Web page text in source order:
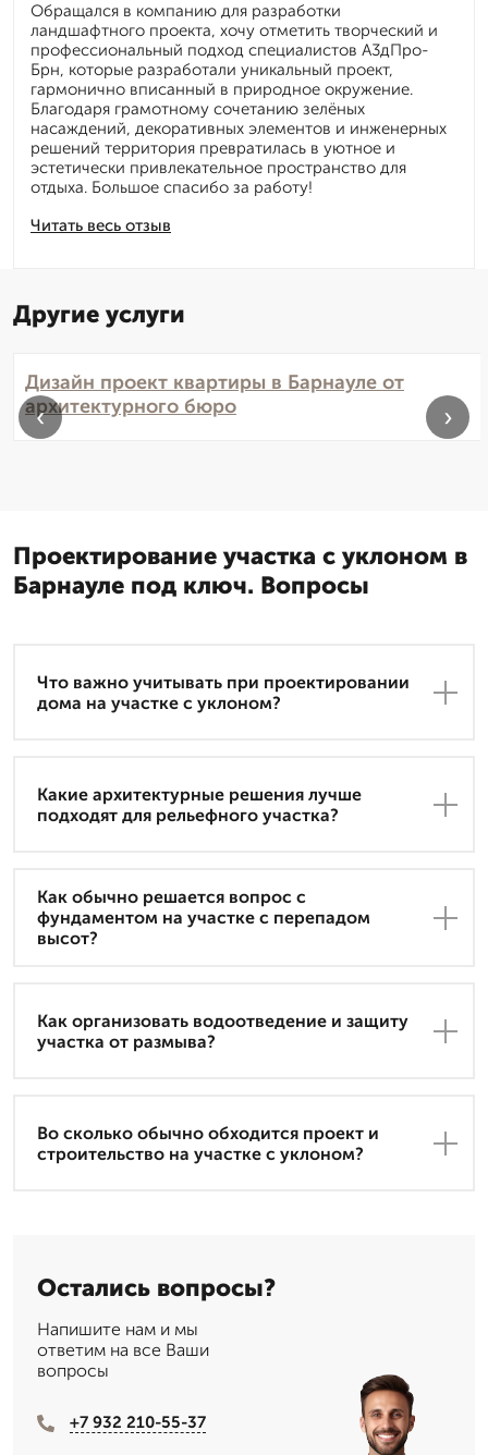
Читать весь отзыв
Обращался в компанию для разработки
ландшафтного проекта, хочу отметить творческий и
профессиональный подход специалистов А3дПро-
Брн, которые разработали уникальный проект,
гармонично вписанный в природное окружение.
Благодаря грамотному сочетанию зелёных
насаждений, декоративных элементов и инженерных
решений территория превратилась в уютное и
эстетически привлекательное пространство для
отдыха. Большое спасибо за работу!
Другие услуги
Дизайн проект квартиры в Барнауле от
архитектурного бюро
‹ ›
Проектирование участка с уклоном в
Барнауле под ключ. Вопросы
Что важно учитывать при проектировании
дома на участке с уклоном?
Какие архитектурные решения лучше
подходят для рельефного участка?
Как обычно решается вопрос с
фундаментом на участке с перепадом
высот?
Как организовать водоотведение и защиту
участка от размыва?
Во сколько обычно обходится проект и
строительство на участке с уклоном?
Остались вопросы?
Напишите нам и мы
ответим на все Ваши
вопросы
+7 932 210-55-37